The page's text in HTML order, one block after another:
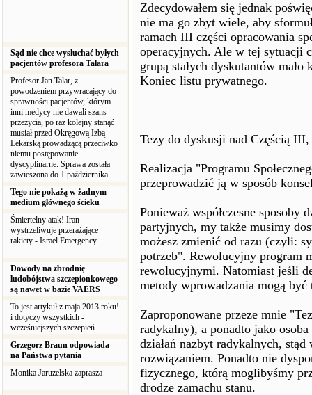
Sąd nie chce wysłuchać byłych
pacjentów profesora Talara
Profesor Jan Talar, z
powodzeniem przywracający do
sprawności pacjentów, którym
inni medycy nie dawali szans
przeżycia, po raz kolejny stanąć
musiał przed Okręgową Izbą
Lekarską prowadzącą przeciwko
niemu postępowanie
dyscyplinarne. Sprawa została
zawieszona do 1 października.
Tego nie pokażą w żadnym
medium głównego ścieku
Śmiertelny atak! Iran
wystrzeliwuje przerażające
rakiety - Israel Emergency
Dowody na zbrodnię
ludobójstwa szczepionkowego
są nawet w bazie VAERS
To jest artykuł z maja 2013 roku!
i dotyczy wszystkich -
wcześniejszych szczepień.
Grzegorz Braun odpowiada
na Państwa pytania
Monika Jaruzelska zaprasza
Zdecydowałem się jednak
nie ma go zbyt wiele, aby
ramach III części opracowania
operacyjnych. Ale w tej sytuacji
grupą stałych dyskutantów mało
Koniec listu prywatnego.
Tezy do dyskusji nad Częścią III,
Realizacja "Programu
przeprowadzić ją w sposób
Ponieważ współczesne sposoby
partyjnych, my także musimy
możesz zmienić od razu (czyli:
potrzeb". Rewolucyjny program
rewolucyjnymi. Natomiast jeśli
metody wprowadzania mogą
Zaproponowane przeze mnie
radykalny), a ponadto jako
działań nazbyt radykalnych,
rozwiązaniem. Ponadto nie
fizycznego, którą moglibyśmy
drodze zamachu stanu.